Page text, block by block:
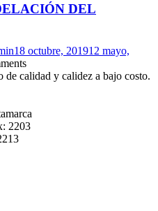
DEL
18 octubre, 201912 mayo,
de calidad y calidez a bajo costo.
2203